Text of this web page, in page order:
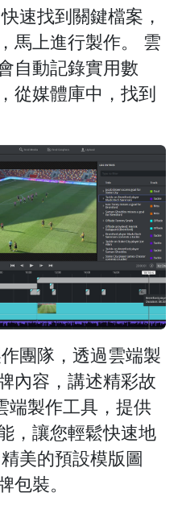
快速找到關鍵檔案，
馬上進行製作。 雲
自動記錄實用數
從媒體庫中，找到
團隊，透過雲端製
內容，講述精彩故
端製作工具，提供
，讓您輕鬆快速地
美的預設模版圖
包裝。